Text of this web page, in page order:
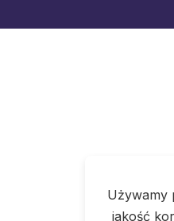
Używamy
jakość